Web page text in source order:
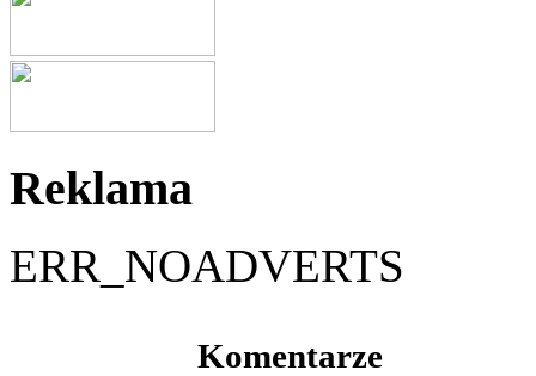
Reklama
ERR_NOADVERTS
Komentarze